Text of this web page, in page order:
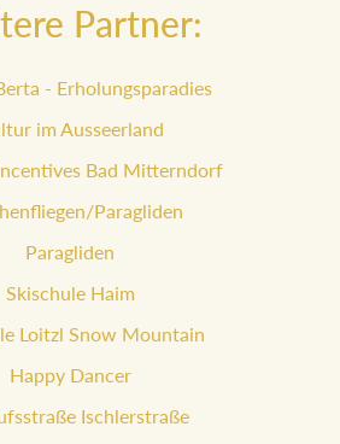
Partner:
- Erholungsparadies
im Ausseerland
Bad Mitterndorf
Paragliden
Paragliden
Skischule Haim
Loitzl Snow Mountain
Happy Dancer
Ischlerstraße